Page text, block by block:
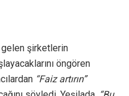
gelen şirketlerin
öngören
“Faiz artırın”